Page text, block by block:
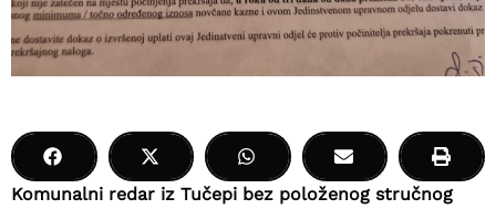
Komunalni redar iz Tučepi bez položenog stručnog